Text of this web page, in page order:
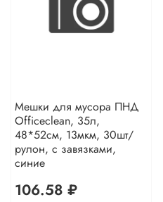
Мешки для мусора ПНД
Officeclean, 35л,
48*52см, 13мкм, 30шт/
рулон, с завязками,
синие
106.58 ₽